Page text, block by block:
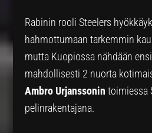
Rabinin rooli Steelers
hahmottumaan tarkemmin
mutta Kuopiossa nähdään
mahdollisesti 2 nuorta
Ambro Urjanssonin toimiessa
pelinrakentajana.